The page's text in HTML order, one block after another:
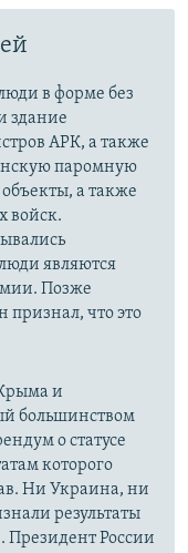
в форме без
здание
АРК, а также
паромную
а также
войск.
являются
Позже
признал, что это
и
большинством
о статусе
которого
Ни Украина, ни
результаты
Президент России